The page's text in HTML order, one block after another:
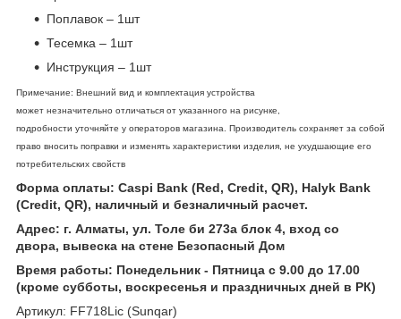
Поплавок – 1шт
Тесемка – 1шт
Инструкция – 1шт
Примечание: Внешний вид и комплектация устройства
может незначительно отличаться от указанного на рисунке,
подробности уточняйте у операторов магазина. Производитель сохраняет за собой
право вносить поправки и изменять характеристики изделия, не ухудшающие его
потребительских свойств
Форма оплаты: Caspi Bank (Red, Credit, QR), Halyk Bank
(Credit, QR), наличный и безналичный расчет.
Адрес: г. Алматы, ул. Толе би 273а блок 4, вход со
двора, вывеска на стене Безопасный Дом
Время работы: Понедельник - Пятница с 9.00 до 17.00
(кроме субботы, воскресенья и праздничных дней в РК)
Артикул: FF718Lic (Sunqar)